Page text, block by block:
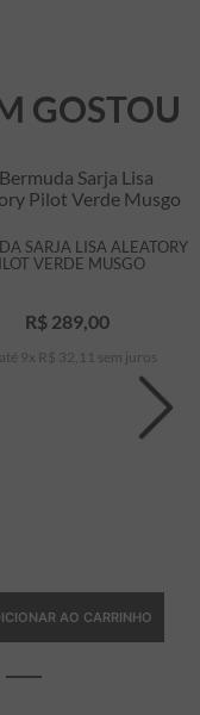
GOSTOU
SARJA LISA ALEATORY
VERDE MUSGO
R$ 289,00
9 x R$ 32 11 sem juros
AO CARRINHO